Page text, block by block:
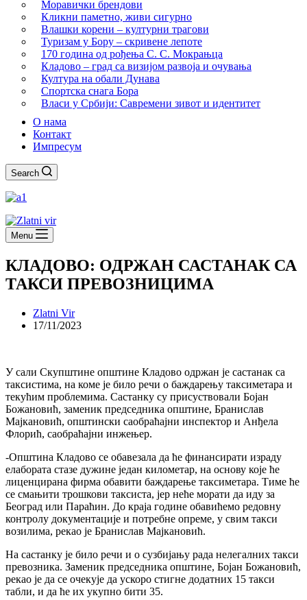
Моравички брендови
Кликни паметно, живи сигурно
Влашки корени – културни трагови
Туризам у Бору – скривене лепоте
170 година од рођења С. С. Мокрањца
Кладово – град са визијом развоја и очувања
Култура на обали Дунава
Спортска снага Бора
Власи у Србији: Савремени зивот и идентитет
О нама
Контакт
Импресум
Search
Menu
КЛАДОВО: ОДРЖАН САСТАНАК СА
ТАКСИ ПРЕВОЗНИЦИМА
Zlatni Vir
17/11/2023
У сали Скупштине општине Кладово одржан је састанак са
таксистима, на коме је било речи о баждарењу таксиметара и
текућим проблемима. Састанку су присуствовали Бојан
Божановић, заменик председника општине, Бранислав
Мајкановић, општински саобраћајни инспектор и Анђела
Флорић, саобраћајни инжењер.
-Општина Кладово се обавезала да ће финансирати израду
елабората стазе дужине један километар, на основу које ће
лиценцирана фирма обавити баждарење таксиметара. Тиме ће
се смањити трошкови таксиста, јер неће морати да иду за
Београд или Параћин. До краја године обавићемо редовну
контролу документације и потребне опреме, у свим такси
возилима, рекао је Бранислав Мајкановић.
На састанку је било речи и о сузбијању рада нелегалних такси
превозника. Заменик председника општине, Бојан Божановић,
рекао је да се очекује да ускоро стигне додатних 15 такси
табли, и да ће их укупно бити 35.